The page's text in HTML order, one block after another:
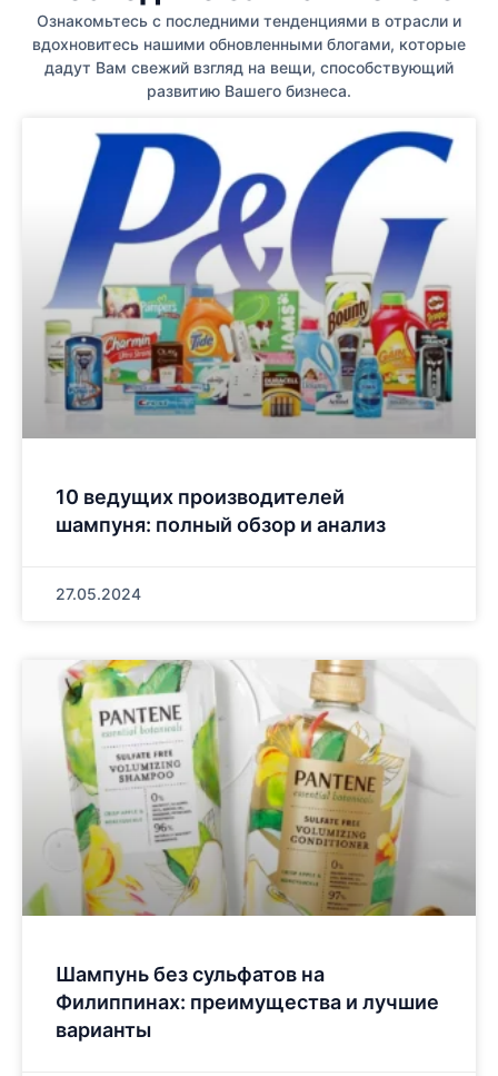
Ознакомьтесь с последними тенденциями в отрасли и
вдохновитесь нашими обновленными блогами, которые
дадут Вам свежий взгляд на вещи, способствующий
развитию Вашего бизнеса.
10 ведущих производителей
шампуня: полный обзор и анализ
27.05.2024
Шампунь без сульфатов на
Филиппинах: преимущества и лучшие
варианты